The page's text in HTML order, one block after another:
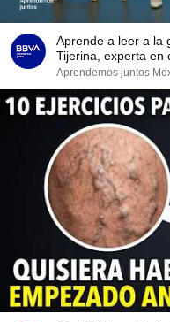
Aprende a leer a la
Tijerina, experta en
Aprendemos juntos